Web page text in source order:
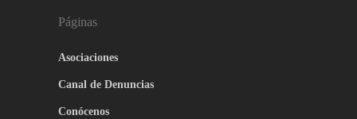
Páginas
Asociaciones
Canal de Denuncias
Conócenos